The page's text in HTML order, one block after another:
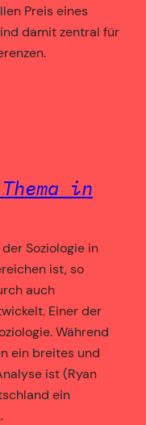
Preis eines
damit zentral für
in
Soziologie in
ist, so
auch
Einer der
Während
ein breites und
ist (Ryan
ein